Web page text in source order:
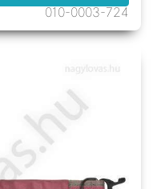
010-0003-724